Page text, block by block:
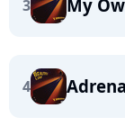
3 My
4